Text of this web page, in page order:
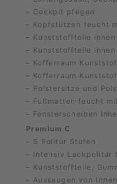
– Cockpit pfegen
– Kopfstützen feucht
– Kunststoffteile innen
– Kunststoffteile
– Kofferraum
– Kofferraum
– Polstersitze und
– Fußmatten feucht
– Fensterscheiben
Premium C
– 5 Politur Stufen
– Intensiv Lackpolitur
– Kunststoffteile,
– Aussaugen von